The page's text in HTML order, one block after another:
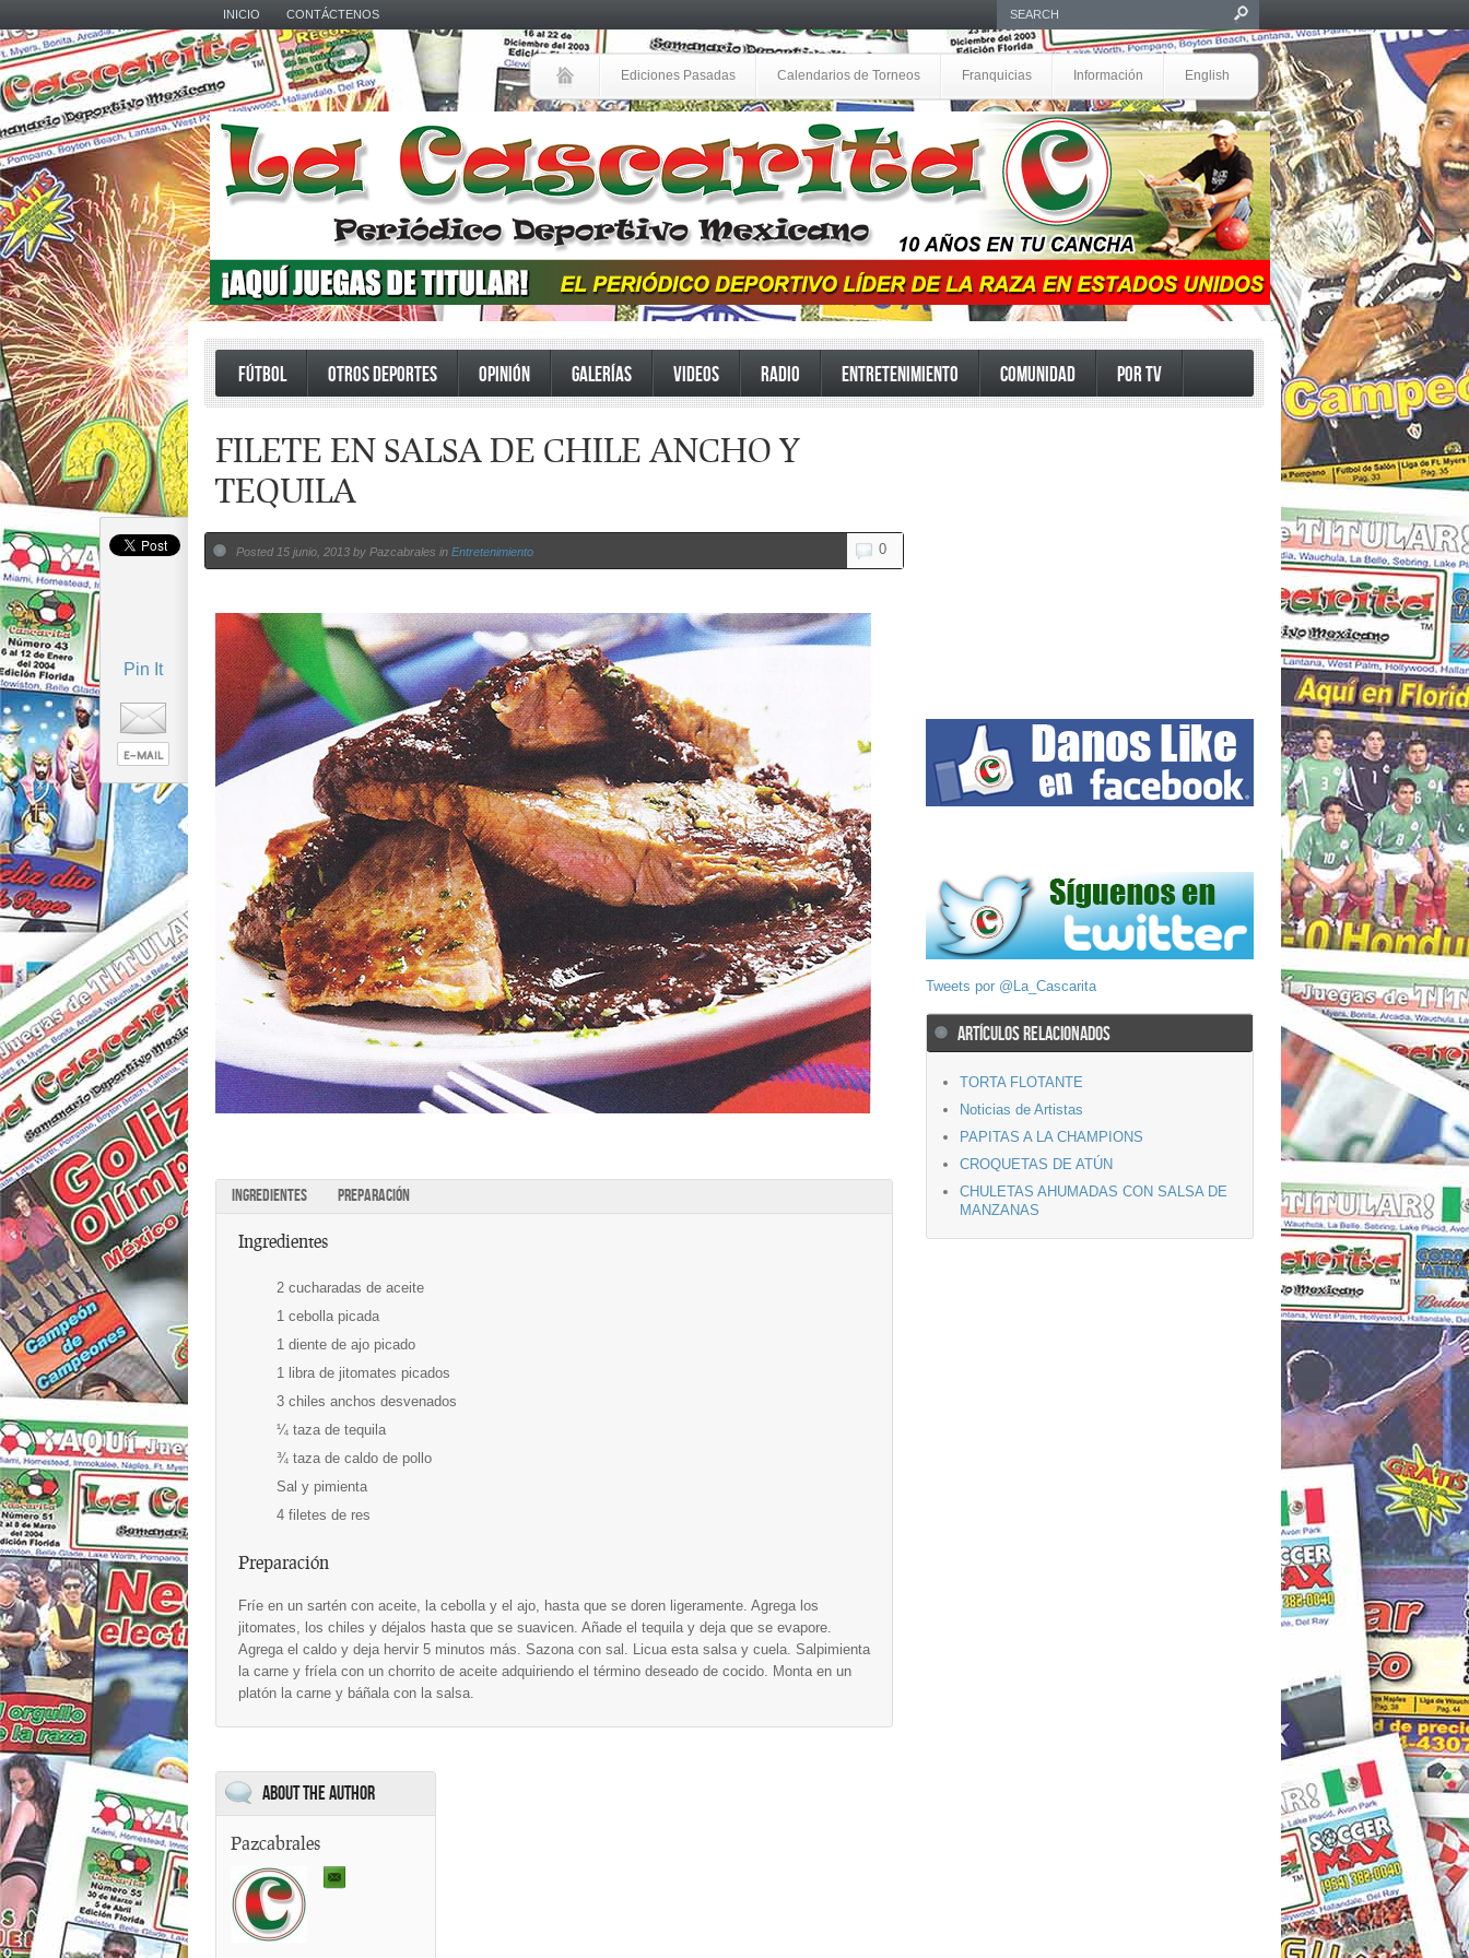
INICIO CONTÁCTENOS
Ediciones Pasadas Calendarios de Torneos Franquicias Información English
FÚTBOL OTROS DEPORTES OPINIÓN GALERÍAS VIDEOS RADIO ENTRETENIMIENTO COMUNIDAD POR TV
Pin It
FILETE EN SALSA DE CHILE ANCHO Y
TEQUILA
0
Posted 15 junio, 2013 by Pazcabrales in Entretenimiento
INGREDIENTES PREPARACIÓN
Ingredientes
2 cucharadas de aceite
1 cebolla picada
1 diente de ajo picado
1 libra de jitomates picados
3 chiles anchos desvenados
¼ taza de tequila
¾ taza de caldo de pollo
Sal y pimienta
4 filetes de res
Preparación
Fríe en un sartén con aceite, la cebolla y el ajo, hasta que se doren ligeramente. Agrega los
jitomates, los chiles y déjalos hasta que se suavicen. Añade el tequila y deja que se evapore.
Agrega el caldo y deja hervir 5 minutos más. Sazona con sal. Licua esta salsa y cuela. Salpimienta
la carne y fríela con un chorrito de aceite adquiriendo el término deseado de cocido. Monta en un
platón la carne y báñala con la salsa.
About the Author
Pazcabrales
Tweets por @La_Cascarita
ARTÍCULOS RELACIONADOS
TORTA FLOTANTE
Noticias de Artistas
PAPITAS A LA CHAMPIONS
CROQUETAS DE ATÚN
CHULETAS AHUMADAS CON SALSA DE
MANZANAS